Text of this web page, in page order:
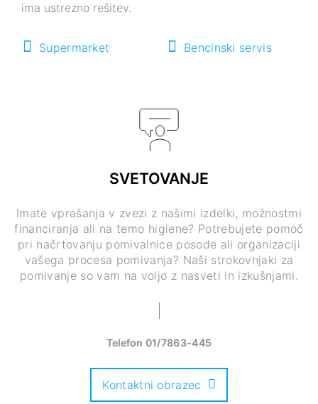
ima ustrezno rešitev.
Supermarket Bencinski servis
SVETOVANJE
Imate vprašanja v zvezi z našimi izdelki, možnostmi
financiranja ali na temo higiene? Potrebujete pomoč
pri načrtovanju pomivalnice posode ali organizaciji
vašega procesa pomivanja? Naši strokovnjaki za
pomivanje so vam na voljo z nasveti in izkušnjami.
Telefon 01/7863-445
Kontaktni obrazec